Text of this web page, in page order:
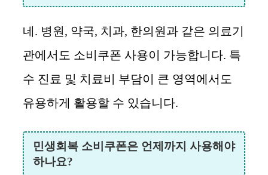
네. 병원, 약국, 치과, 한의원과 같은 의료기
관에서도 소비쿠폰 사용이 가능합니다. 특
수 진료 및 치료비 부담이 큰 영역에서도
유용하게 활용할 수 있습니다.
민생회복 소비쿠폰은 언제까지 사용해야
하나요?